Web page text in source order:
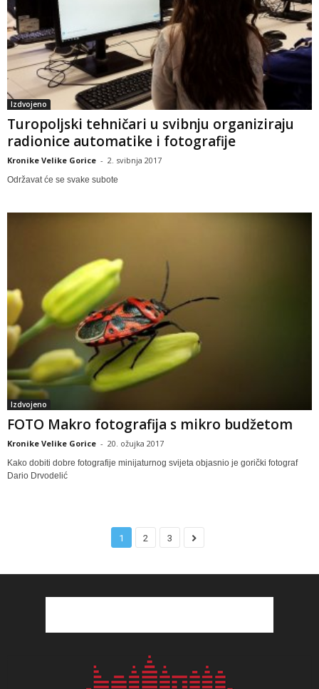
Izdvojeno
Turopoljski tehničari u svibnju organiziraju
radionice automatike i fotografije
Kronike Velike Gorice - 2. svibnja 2017
Održavat će se svake subote
Izdvojeno
FOTO Makro fotografija s mikro budžetom
Kronike Velike Gorice - 20. ožujka 2017
Kako dobiti dobre fotografije minijaturnog svijeta objasnio je gorički fotograf
Dario Drvodelić
1 2 3